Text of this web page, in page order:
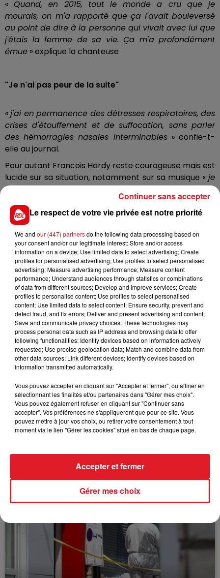
« Quand, en 2015, tout le monde a cru que je
mourais, on m'a rapporté que ça l'avait bouleversé
au point de dire à la personne qui vivait avec lui que
j'étais la femme de sa vie. Ça m'a profondément
émue » explique la chanteuse
"Je n'ai pas peur de la suite"
«j'ai en permanence des détresses respiratoires, des
crises d'étouffement et de suffocation, sans parler
des hémorragies nasales interminables» confie-t-
elle au journal.
Pour autant Francois Hardy reste courageuse mais est
lucide sur sa situation, notamment sur sa musique « je
suis devenue sourde d'une oreille et j'ai la tête
asséchée - gorge, nez, bouche -, je ne pourrais
jamais rechanter» déclare Françoise Hardy, qui s'est
fait une raison.
Heureusement, ses textes restent éternels et
inscrits dans le patrimoine de la scène musicale
Francaise. Pour découvrir ou (re)découvrir ses
toi et nous » disponible dans toutes les librairies.
FIL D'ACTUS
Le respect de votre vie privée est notre priorité
We and our (447) partnersdo the following data processing based on
your consent and/or our legitimate interest: Store and/or access
information on a device; Use limited data to select advertising; Create
profiles for personalised advertising; Use profiles to select personalised
advertising; Measure advertising performance; Measure content
performance; Understand audiences through statistics or combinations
of data from different sources; Develop and improve services; Create
profiles to personalise content; Use profiles to select personalised
content; Use limited data to select content; Ensure security, prevent and
detect fraud, and fix errors; Deliver and present advertising and content;
Save and communicate privacy choices. These technologies may
process personal data such as IP address and browsing data to offer
following functionalities: Identify devices based on information actively
requested; Use precise geolocation data; Match and combine data from
other data sources; Link different devices; Identify devices based on
information transmitted automatically.
Vous pouvez accepter en cliquant sur "Accepter et fermer", ou affiner en
sélectionnant les finalités et/ou partenaires dans "Gérer mes choix".
Vous pouvez également refuser en cliquant sur "Continuer sans
accepter". Vos préférences ne s'appliqueront que pour ce site. Vous
pouvez mettre à jour vos choix, ou retirer votre consentement à tout
moment via le lien "Gérer les cookies" situé en bas de chaque page.
Gérer mes choix
Accepter et fermer
Continuer sans accepter